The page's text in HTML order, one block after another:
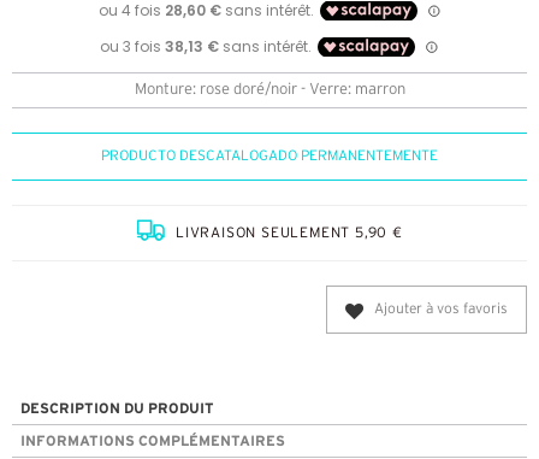
Monture: rose doré/noir - Verre: marron
PRODUCTO DESCATALOGADO PERMANENTEMENTE
LIVRAISON SEULEMENT 5,90 €
Ajouter à vos favoris
DESCRIPTION DU PRODUIT
INFORMATIONS COMPLÉMENTAIRES